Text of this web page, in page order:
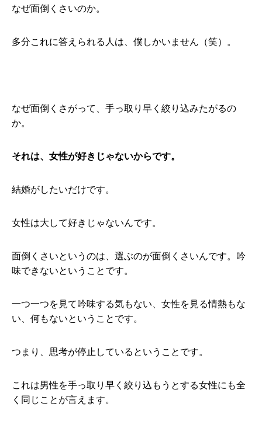
なぜ面倒くさいのか。
多分これに答えられる人は、僕しかいません（笑）。
なぜ面倒くさがって、手っ取り早く絞り込みたがるの
か。
それは、女性が好きじゃないからです。
結婚がしたいだけです。
女性は大して好きじゃないんです。
面倒くさいというのは、選ぶのが面倒くさいんです。吟
味できないということです。
一つ一つを見て吟味する気もない、女性を見る情熱もな
い、何もないということです。
つまり、思考が停止しているということです。
これは男性を手っ取り早く絞り込もうとする女性にも全
く同じことが言えます。